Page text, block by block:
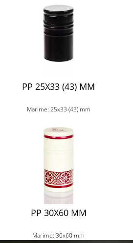
PP 25X33 (43) MM
Marime: 25x33 (43) mm
PP 30X60 MM
Marime: 30x60 mm